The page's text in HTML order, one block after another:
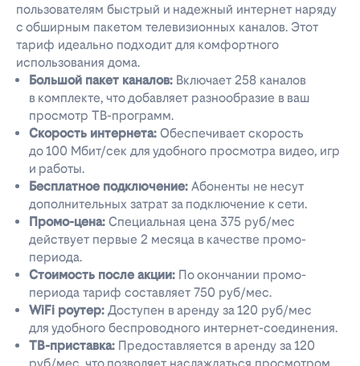
пользователям быстрый и надежный интернет наряду
с обширным пакетом телевизионных каналов. Этот
тариф идеально подходит для комфортного
использования дома.
Большой пакет каналов: Включает 258 каналов
в комплекте, что добавляет разнообразие в ваш
просмотр ТВ-программ.
Скорость интернета: Обеспечивает скорость
до 100 Мбит/сек для удобного просмотра видео, игр
и работы.
Бесплатное подключение: Абоненты не несут
дополнительных затрат за подключение к сети.
Промо-цена: Специальная цена 375 руб/мес
действует первые 2 месяца в качестве промо-
периода.
Стоимость после акции: По окончании промо-
периода тариф составляет 750 руб/мес.
WiFi роутер: Доступен в аренду за 120 руб/мес
для удобного беспроводного интернет-соединения.
ТВ-приставка: Предоставляется в аренду за 120